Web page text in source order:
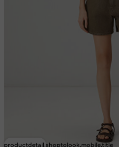
productdetail.shoptolook.mobile.title